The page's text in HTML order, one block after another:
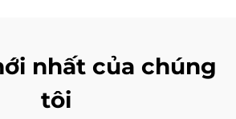
nhất của chúng
tôi